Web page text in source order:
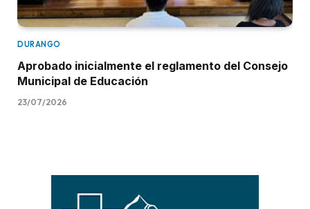
DURANGO
Aprobado inicialmente el reglamento del Consejo
Municipal de Educación
23/07/2026